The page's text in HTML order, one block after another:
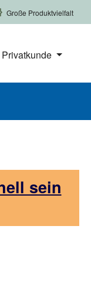
Große Produktvielfalt
enthält 0
Privatkunde
sein